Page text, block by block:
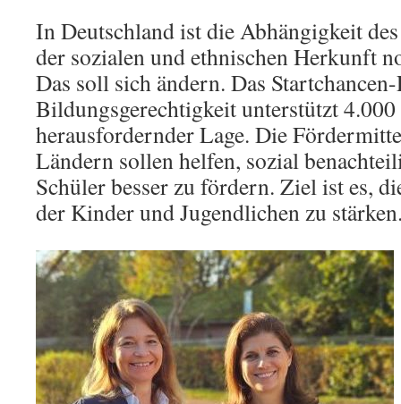
In Deutschland ist die Abhängigkeit
der sozialen und ethnischen Herkunft
Das soll sich ändern. Das
Bildungsgerechtigkeit unterstützt
herausfordernder Lage. Die
Ländern sollen helfen, sozial
Schüler besser zu fördern. Ziel ist es,
der Kinder und Jugendlichen zu